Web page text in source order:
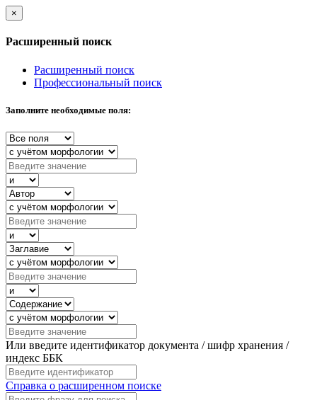
×
Расширенный поиск
Расширенный поиск
Профессиональный поиск
Заполните необходимые поля:
Или введите идентификатор документа / шифр хранения /
индекс ББК
Справка о расширенном поиске